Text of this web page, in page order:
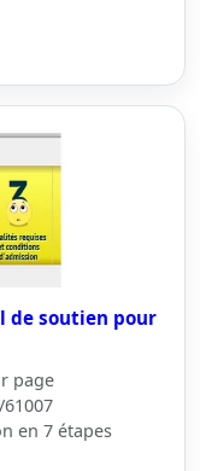
de soutien pour
page
en 7 étapes